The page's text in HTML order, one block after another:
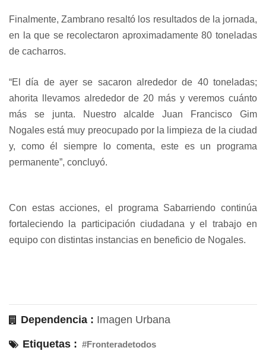
Finalmente, Zambrano resaltó los resultados de la jornada,
en la que se recolectaron aproximadamente 80 toneladas
de cacharros.
“El día de ayer se sacaron alrededor de 40 toneladas;
ahorita llevamos alrededor de 20 más y veremos cuánto
más se junta. Nuestro alcalde Juan Francisco Gim
Nogales está muy preocupado por la limpieza de la ciudad
y, como él siempre lo comenta, este es un programa
permanente”, concluyó.
Con estas acciones, el programa Sabarriendo continúa
fortaleciendo la participación ciudadana y el trabajo en
equipo con distintas instancias en beneficio de Nogales.
Dependencia : Imagen Urbana
Etiquetas : #Fronteradetodos